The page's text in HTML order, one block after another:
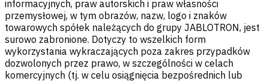
informacyjnych, praw autorskich i praw własności
przemysłowej, w tym obrazów, nazw, logo i znaków
towarowych spółek należących do grupy JABLOTRON, jest
surowo zabronione. Dotyczy to wszelkich form
wykorzystania wykraczających poza zakres przypadków
dozwolonych przez prawo, w szczególności w celach
komercyjnych (tj. w celu osiągnięcia bezpośrednich lub